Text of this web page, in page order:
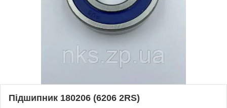
Підшипник 180206 (6206 2RS)